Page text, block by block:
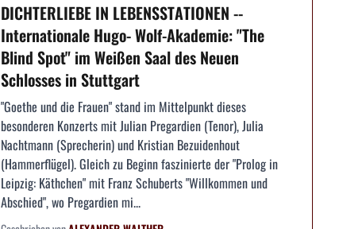
DICHTERLIEBE IN LEBENSSTATIONEN --
Internationale Hugo- Wolf-Akademie: "The
Blind Spot" im Weißen Saal des Neuen
Schlosses in Stuttgart
"Goethe und die Frauen" stand im Mittelpunkt dieses
besonderen Konzerts mit Julian Pregardien (Tenor), Julia
Nachtmann (Sprecherin) und Kristian Bezuidenhout
(Hammerflügel). Gleich zu Beginn faszinierte der "Prolog in
Leipzig: Käthchen" mit Franz Schuberts "Willkommen und
Abschied", wo Pregardien mi...